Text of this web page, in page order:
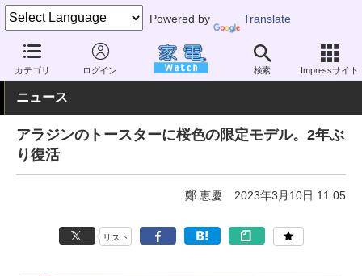
Powered by Translate
カテゴリ ログイン 検索 Impressサイト
家電 Watch 生活家電 キッチン家電 オーブントースター
ニュース
アラジンのトースターに桜色の限定モデル。2年ぶ
り復活
鄭 恵慶 2023年3月10日 11:05
リスト